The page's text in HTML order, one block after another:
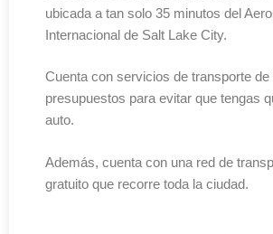
ubicada a tan solo 35 minutos del
Internacional de Salt Lake City.
Cuenta con servicios de transporte de
presupuestos para evitar que tengas
auto.
Además, cuenta con una red de
gratuito que recorre toda la ciudad.